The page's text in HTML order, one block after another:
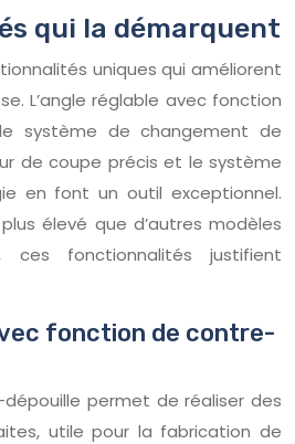
qui la démarquent
uniques qui améliorent
L’angle réglable avec fonction
système de changement de
de coupe précis et le système
en font un outil exceptionnel.
élevé que d’autres modèles
ces fonctionnalités justifient
fonction de contre-
permet de réaliser des
utile pour la fabrication de